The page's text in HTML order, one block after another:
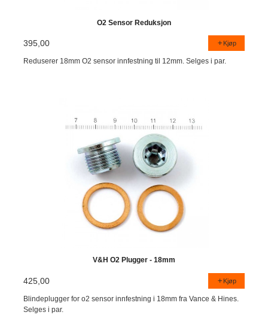
O2 Sensor Reduksjon
395,00 Kjøp
Reduserer 18mm O2 sensor innfestning til 12mm. Selges i par.
V&H O2 Plugger - 18mm
425,00 Kjøp
Blindeplugger for o2 sensor innfestning i 18mm fra Vance & Hines.
Selges i par.